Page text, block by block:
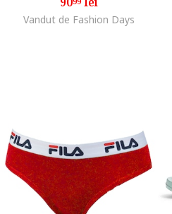
Vandut de Fashion Days